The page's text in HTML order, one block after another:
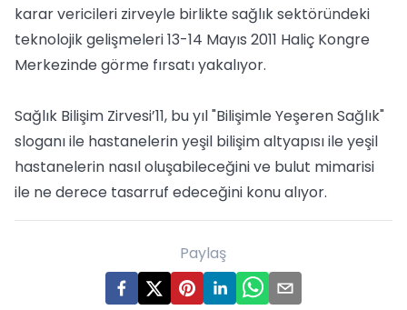
karar vericileri zirveyle birlikte sağlık sektöründeki
teknolojik gelişmeleri 13-14 Mayıs 2011 Haliç Kongre
Merkezinde görme fırsatı yakalıyor.
Sağlık Bilişim Zirvesi’11, bu yıl "Bilişimle Yeşeren Sağlık"
sloganı ile hastanelerin yeşil bilişim altyapısı ile yeşil
hastanelerin nasıl oluşabileceğini ve bulut mimarisi
ile ne derece tasarruf edeceğini konu alıyor.
Paylaş